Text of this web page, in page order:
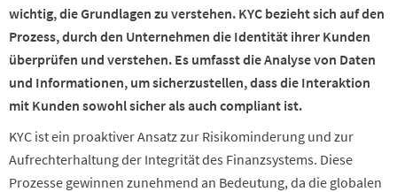
wichtig, die Grundlagen zu verstehen. KYC bezieht sich auf den
Prozess, durch den Unternehmen die Identität ihrer Kunden
überprüfen und verstehen. Es umfasst die Analyse von Daten
und Informationen, um sicherzustellen, dass die Interaktion
mit Kunden sowohl sicher als auch compliant ist.
KYC ist ein proaktiver Ansatz zur Risikominderung und zur
Aufrechterhaltung der Integrität des Finanzsystems. Diese
Prozesse gewinnen zunehmend an Bedeutung, da die globalen